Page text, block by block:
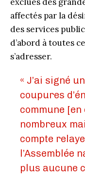
affectés par la
des services
d’abord à toutes
s’adresser.
« J’ai signé
coupures
commune [en
nombreux
compte
l’Assemblée
plus aucune